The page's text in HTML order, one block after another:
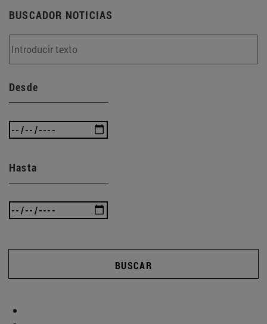
BUSCADOR NOTICIAS
Desde
Hasta
BUSCAR